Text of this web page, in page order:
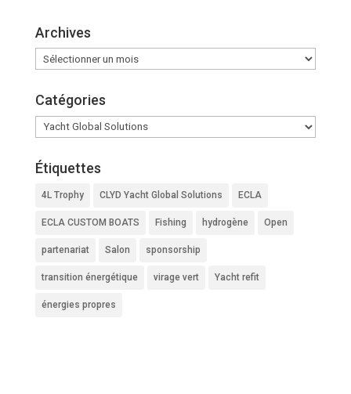
Archives
Archives
Catégories
Catégories
Étiquettes
4L Trophy CLYD Yacht Global Solutions ECLA
ECLA CUSTOM BOATS Fishing hydrogène Open
partenariat Salon sponsorship
transition énergétique virage vert Yacht refit
énergies propres